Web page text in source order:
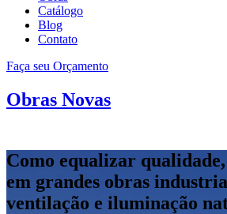
Catálogo
Blog
Contato
Faça seu Orçamento
Obras Novas
Como equalizar
em grandes obras
ventilação e iluminação